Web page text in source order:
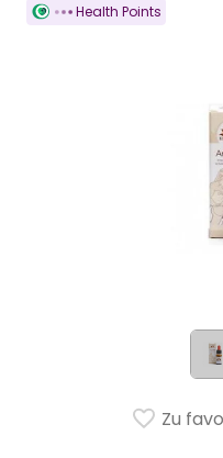
Health Points
Zu